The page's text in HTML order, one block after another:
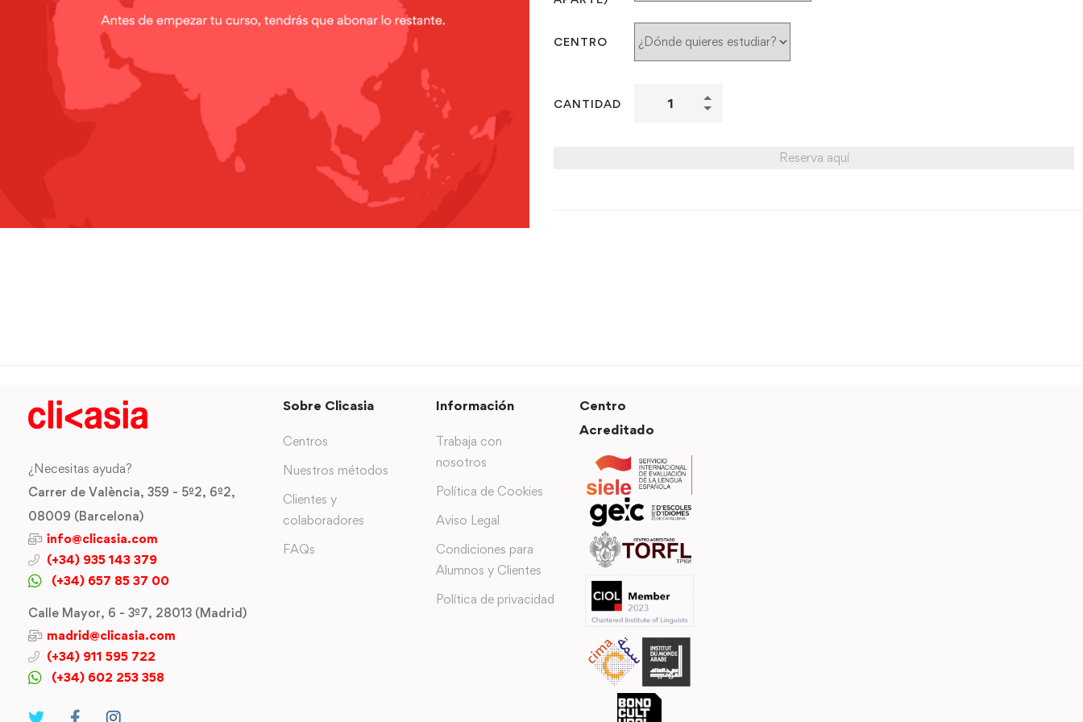
CENTRO
CANTIDAD
Reserva aquí
¿Necesitas ayuda?
Carrer de València, 359 - 5º2, 6º2,
08009 (Barcelona)
info@clicasia.com
(+34) 935 143 379
(+34) 657 85 37 00
Calle Mayor, 6 - 3º7, 28013 (Madrid)
madrid@clicasia.com
(+34) 911 595 722
(+34) 602 253 358
Sobre Clicasia
Centros
Nuestros métodos
Clientes y
colaboradores
FAQs
Información
Trabaja con
nosotros
Política de Cookies
Aviso Legal
Condiciones para
Alumnos y Clientes
Política de privacidad
Centro
Acreditado